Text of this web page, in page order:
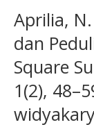
Aprilia,
dan
Square
1(2),